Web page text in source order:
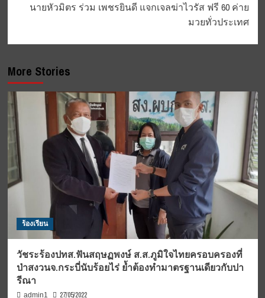
นายหัวมิตร ร่วม เพชรยินดี แจกเจลฆ่าไวรัส ฟรี 60 ค่าย
มวยทั่วประเทศ
More Stories
ร้องเรียน
วัชระร้องปทส.ฟันสฤษฏพงษ์ ส.ส.ภูมิใจไทยครอบครองที่
ป่าสงวนจ.กระบี่นับร้อยไร่ ย้ำต้องทำมาตรฐานเดียวกับปา
รีณา
admin1 27/05/2022